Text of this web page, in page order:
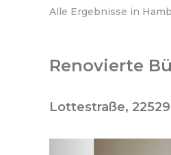
Alle Ergebnisse in
Renovierte
Lottestraße,